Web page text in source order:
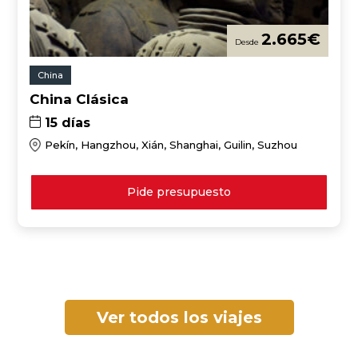
2.665€
China
China Clásica
15 días
Pekín, Hangzhou, Xián, Shanghai, Guilin, Suzhou
Pide presupuesto
Ver todos los viajes